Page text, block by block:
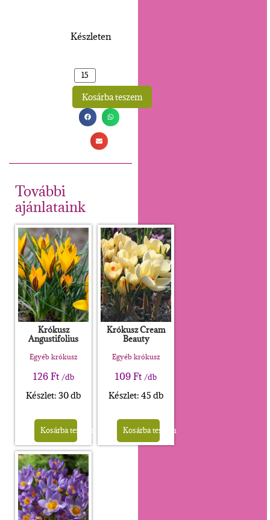
Készleten
Kosárba teszem
Alternative:
További
ajánlataink
Krókusz
Angustifolius
Egyéb krókusz
126Ft /db
Készlet: 30 db
Kosárba teszem
Krókusz Cream
Beauty
Egyéb krókusz
109Ft /db
Készlet: 45 db
Kosárba teszem